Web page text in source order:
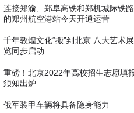
连接郑渝、郑阜高铁和郑机城际铁路
的郑州航空港站今天开通运营
千年敦煌文化“搬”到北京 八大艺术展
览同步启动
重磅！北京2022年高校招生志愿填
须知出炉
俄军装甲车辆将具备隐身能力